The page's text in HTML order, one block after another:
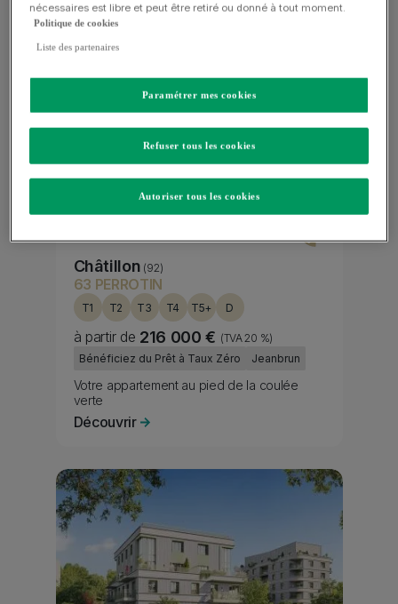
Media bannière
Image
Châtillon (92)
63 PERROTIN
T1 T2 T3 T4 T5+ D
à partir de 216 000 € (TVA 20 %)
Fiscality
Bénéficiez du Prêt à Taux Zéro Jeanbrun
Subtitle
Votre appartement au pied de la coulée
verte
Découvrir
Media bannière
Image
nécessaires est libre et peut être retiré ou donné à tout moment.
Politique de cookies
Liste des partenaires
Paramétrer mes cookies
Refuser tous les cookies
Autoriser tous les cookies